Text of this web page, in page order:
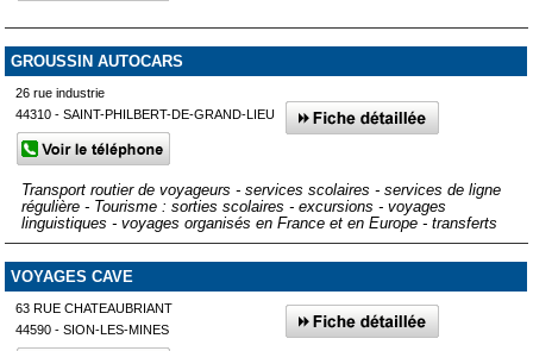
GROUSSIN AUTOCARS
26 rue industrie
44310 - SAINT-PHILBERT-DE-GRAND-LIEU
Transport routier de voyageurs - services scolaires - services de ligne
régulière - Tourisme : sorties scolaires - excursions - voyages
linguistiques - voyages organisés en France et en Europe - transferts
VOYAGES CAVE
63 RUE CHATEAUBRIANT
44590 - SION-LES-MINES